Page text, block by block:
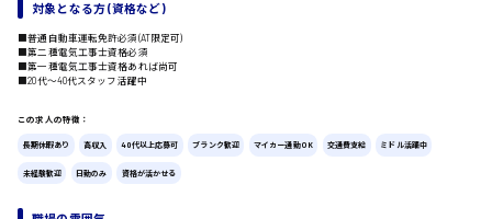
製造・軽作業・物流系
組立、加工
フォークリフト
広島市中区
時給1200円～
対象となる方 (資格など)
■普通自動車運転免許必須(AT限定可)
■第二種電気工事士資格必須
■第一種電気工事士資格あれば尚可
■20代〜40代スタッフ活躍中
この求人の特徴：
長期休暇あり 高収入 40代以上応募可 ブランク歓迎 マイカー通勤OK 交通費支給 ミドル活躍中
未経験歓迎 日勤のみ 資格が活かせる